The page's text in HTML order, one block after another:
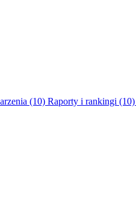
(10) Raporty i rankingi (10)